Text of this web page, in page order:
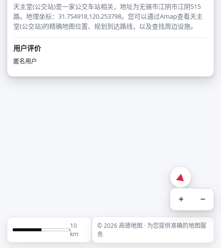
天主堂(公交站)是一家公交车站相关，地址为无锡市江阴市江阴515
路。地理坐标：31.754918,120.253798。您可以通过Amap查看天主
堂(公交站)的精确地图位置、规划到达路线，以及查找周边设施。
用户评价
匿名用户
+ −
10
km
© 2026 高德地图 · 为您提供准确的地图服
务